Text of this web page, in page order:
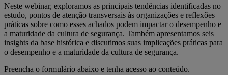
Neste webinar, exploramos as principais tendências identificadas no
estudo, pontos de atenção transversais às organizações e reflexões
práticas sobre como esses achados podem impactar o desempenho e
a maturidade da cultura de segurança. Também apresentamos seis
insights da base histórica e discutimos suas implicações práticas para
o desempenho e a maturidade da cultura de segurança.
Preencha o formulário abaixo e tenha acesso ao conteúdo.